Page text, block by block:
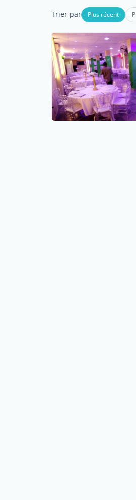
Trier par Plus récent